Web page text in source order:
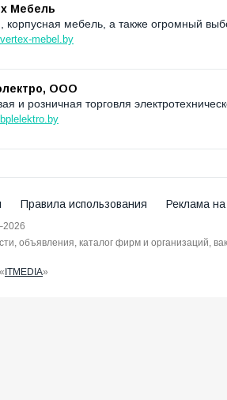
Мебель
корпусная мебель, а также огромный
vertex-mebel.by
ООО
и розничная торговля
bplelektro.by
Правила использования Реклама
объявления, каталог фирм и организаций,
ITMEDIA»